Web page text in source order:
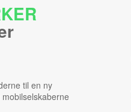
til en ny